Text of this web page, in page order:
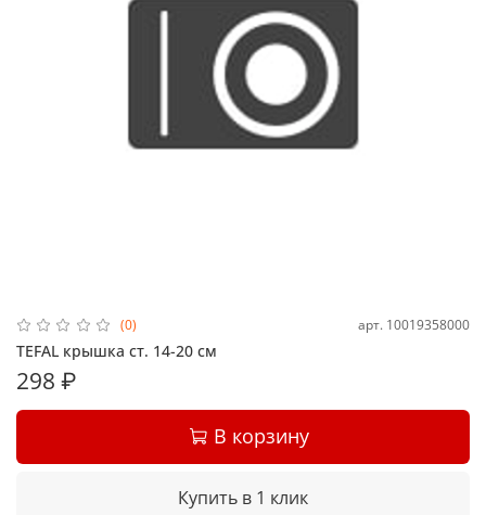
(0) арт. 10019358000
TEFAL крышка ст. 14-20 см
298 ₽
В корзину
Купить в 1 клик